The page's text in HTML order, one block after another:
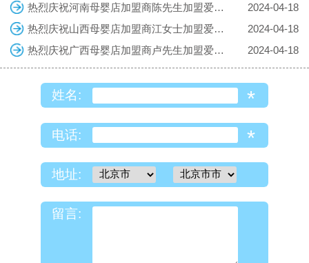
热烈庆祝河南母婴店加盟商陈先生加盟爱亲母婴！预祝生意兴隆！
2024-04-18
热烈庆祝山西母婴店加盟商江女士加盟爱亲母婴！预祝生意兴隆！
2024-04-18
热烈庆祝广西母婴店加盟商卢先生加盟爱亲母婴！预祝生意兴隆！
2024-04-18
姓名: *
电话: *
地址:
留言: